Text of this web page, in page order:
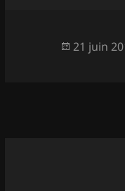
Publié
21 juin